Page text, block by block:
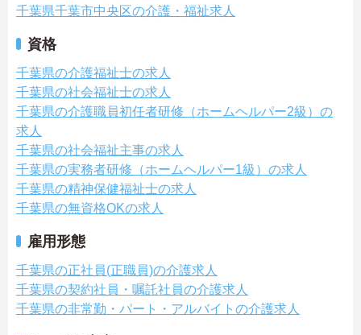
千葉県千葉市中央区の介護・福祉求人
資格
千葉県の介護福祉士の求人
千葉県の社会福祉士の求人
千葉県の介護職員初任者研修（ホームヘルパー2級）の
求人
千葉県の社会福祉主事の求人
千葉県の実務者研修（ホームヘルパー1級）の求人
千葉県の精神保健福祉士の求人
千葉県の無資格OKの求人
雇用形態
千葉県の正社員(正職員)の介護求人
千葉県の契約社員・嘱託社員の介護求人
千葉県の非常勤・パート・アルバイトの介護求人